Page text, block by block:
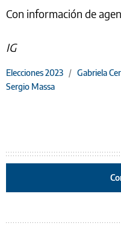
Con información de
IG
Elecciones 2023 / Gabriela
Sergio Massa